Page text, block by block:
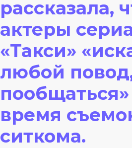
рассказала,
актеры
«Такси»
любой
время
ситкома.